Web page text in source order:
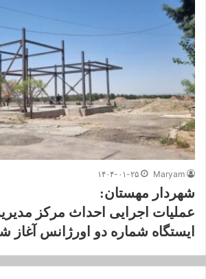
Maryam ۱۴۰۴-۰۱-۲۵
شهردار مهستان:
عملیات اجرایی احداث مرکز
ایستگاه شماره دو اورژانس آغاز